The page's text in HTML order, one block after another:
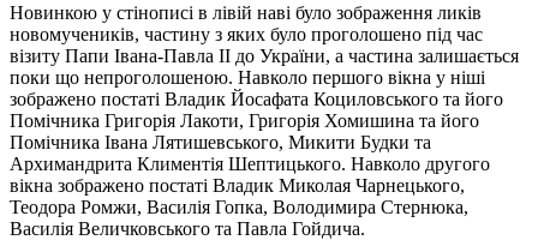
Новинкою у стінописі в лівій наві було зображення ликів
новомучеників, частину з яких було проголошено під час
візиту Папи Івана-Павла ІІ до України, а частина залишається
поки що непроголошеною. Навколо першого вікна у ніші
зображено постаті Владик Йосафата Коциловського та його
Помічника Григорія Лакоти, Григорія Хомишина та його
Помічника Івана Лятишевського, Микити Будки та
Архимандрита Климентія Шептицького. Навколо другого
вікна зображено постаті Владик Миколая Чарнецького,
Теодора Ромжи, Василія Гопка, Володимира Стернюка,
Василія Величковського та Павла Гойдича.